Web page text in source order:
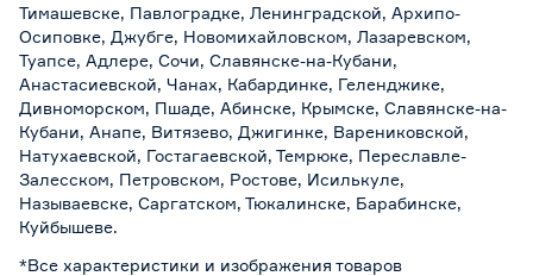
Тимашевске, Павлоградке, Ленинградской, Архипо-
Осиповке, Джубге, Новомихайловском, Лазаревском,
Туапсе, Адлере, Сочи, Славянске-на-Кубани,
Анастасиевской, Чанах, Кабардинке, Геленджике,
Дивноморском, Пшаде, Абинске, Крымске, Славянске-на-
Кубани, Анапе, Витязево, Джигинке, Варениковской,
Натухаевской, Гостагаевской, Темрюке, Переславле-
Залесском, Петровском, Ростове, Исилькуле,
Называевске, Саргатском, Тюкалинске, Барабинске,
Куйбышеве.
*Все характеристики и изображения товаров